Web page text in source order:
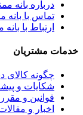
درباره بانه
تماس با بانه
ارتباط با بانه
خدمات مشتریان
چگونه کالای
شکایات و
قوانین و
اخبار و